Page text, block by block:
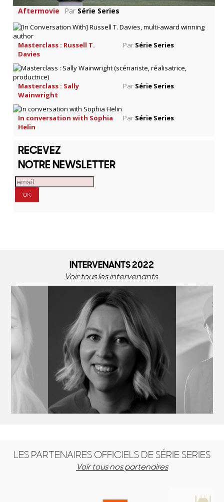
Aftermovie Par Série Series
Masterclass : Russell T.
Davies
Par Série Series
Masterclass : Sally
Wainwright
Par Série Series
In conversation with Sophia
Helin
Par Série Series
RECEVEZ
NOTRE NEWSLETTER
INTERVENANTS 2022
Voir tous les intervenants
LES PARTENAIRES OFFICIELS DE SÉRIE SERIES
Voir tous nos partenaires